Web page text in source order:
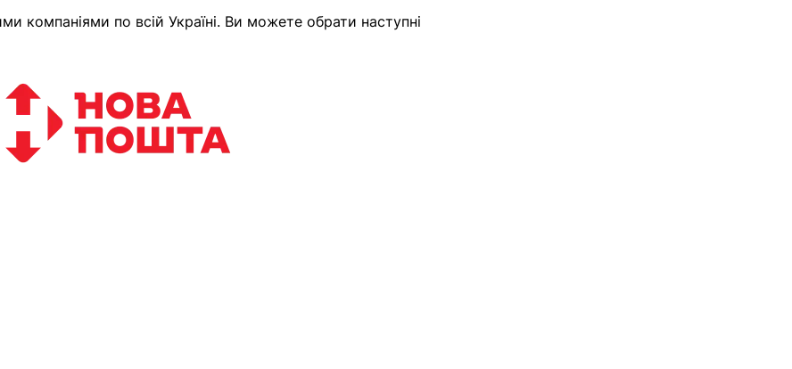
товарів.
номер надіслано.
зв’яжеться з вами
найближчим часом
компаніями по всій Україні. Ви можете обрати наступні